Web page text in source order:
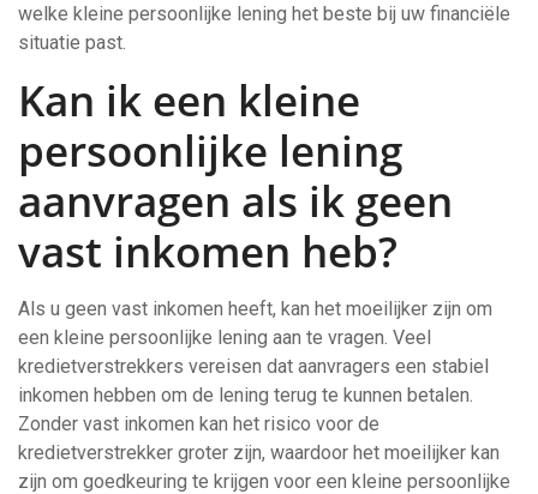
welke kleine persoonlijke lening het beste bij uw financiële
situatie past.
Kan ik een kleine
persoonlijke lening
aanvragen als ik geen
vast inkomen heb?
Als u geen vast inkomen heeft, kan het moeilijker zijn om
een kleine persoonlijke lening aan te vragen. Veel
kredietverstrekkers vereisen dat aanvragers een stabiel
inkomen hebben om de lening terug te kunnen betalen.
Zonder vast inkomen kan het risico voor de
kredietverstrekker groter zijn, waardoor het moeilijker kan
zijn om goedkeuring te krijgen voor een kleine persoonlijke